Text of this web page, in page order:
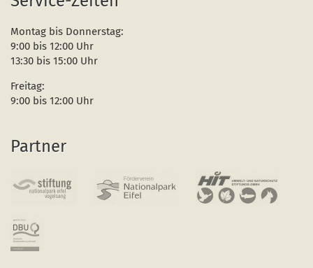
Montag bis Donnerstag:
9:00 bis 12:00 Uhr
13:30 bis 15:00 Uhr
Freitag:
9:00 bis 12:00 Uhr
Partner